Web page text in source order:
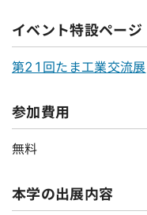
イベント特設ページ
第21回たま工業交流展
参加費用
無料
本学の出展内容